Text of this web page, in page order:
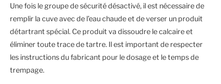
Une fois le groupe de sécurité désactivé, il est nécessaire de
remplir la cuve avec de l’eau chaude et de verser un produit
détartrant spécial. Ce produit va dissoudre le calcaire et
éliminer toute trace de tartre. Il est important de respecter
les instructions du fabricant pour le dosage et le temps de
trempage.